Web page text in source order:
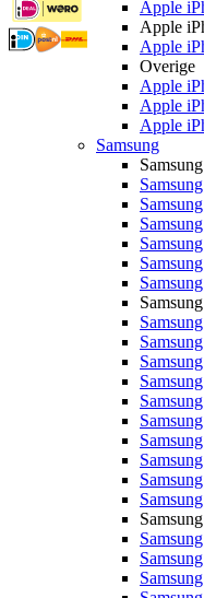
Apple
Apple
Apple
Overige
Apple
Apple
Apple
Samsung